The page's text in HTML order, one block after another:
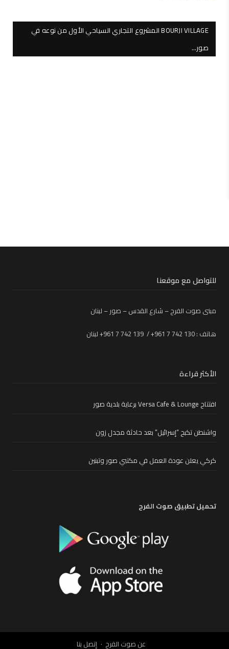
BOURJI VILLAGE المشروع التجاري السياحي الأول من نوعه في
صور…
للتواصل مع موقعنا
مبنى صوت الفرح – شارع القدس – صور – لبنان
هاتف : 130 742 7 961+ / 139 742 7 961+ لبنان
الأكثر قراءة
افتتاح Versa Cafe & Lounge برعاية بلدية صور
واشنطن تكبح “إسرائيل” بعد حادثة مجدل زون
كركي يعلن عودة العمل في مكتبي صور وتبنين
تحميل تطبيق صوت الفرح
عن صوت الفرح إتصل بنا